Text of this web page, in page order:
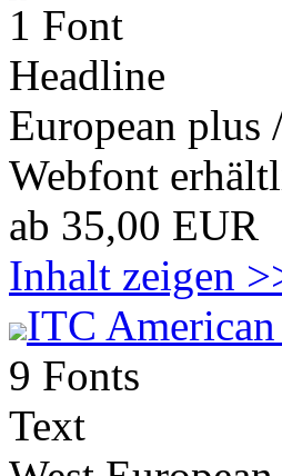
1 Font
Headline
European plus
Webfont
ab 35,00 EUR
Inhalt zeigen
ITC
9 Fonts
Text